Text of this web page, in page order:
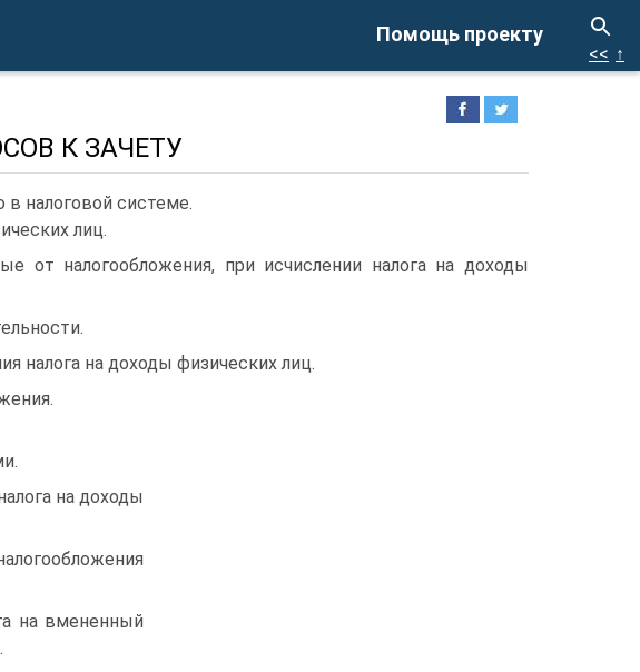
Помощь проекту
<< ↑
К ЗАЧЕТУ
в налоговой системе.
лиц.
налогообложения, при исчислении налога на доходы
налога на доходы физических лиц.
на доходы
на вмененный